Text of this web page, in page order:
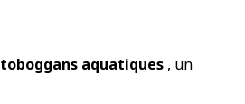
toboggans aquatiques , un